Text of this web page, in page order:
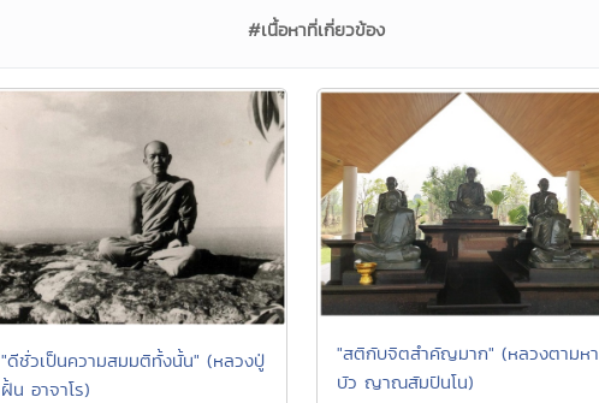
#เนื้อหาที่เกี่ยวข้อง
"ดีชั่วเป็นความสมมติทั้งนั้น" (หลวงปู่
ฝั้น อาจาโร)
"สติกับจิตสำคัญมาก" (หลวงตามหา
บัว ญาณสัมปันโน)